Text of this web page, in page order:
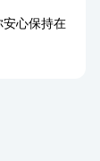
安心保持在